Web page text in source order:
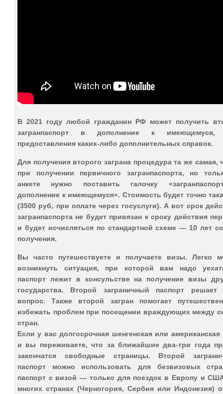
В 2021 году любой гражданин РФ может получить
загранпаспорт в дополнение к имеющемуся,
предоставления каких-либо дополнительных справок.
Для получения второго заграна процедура та же самая,
при получении первичного загранпаспорта, но
анкете нужно поставить галочку
дополнение к имеющемуся». Стоимость будет точно
(3500 руб, при оплате через госуслуги). А вот срок
загранпаспорта не будет привязан к сроку действия
и будет исчисляться по стандартной схеме — 10 лет
получения.
Вы часто путешествуете и получаете визы. Легко
возникнуть ситуация, при которой вам надо
паспорт лежит в консульстве на получение визы
государства. Второй заграничный паспорт решает
вопрос. Также второй загран помогает
избежать проблем при посещении враждующих между
стран.
Если у вас долгосрочная шенгенская или американская
и вы переживаете, что за ближайшие два-три года
закончатся свободные страницы. Второй
паспорт можно использовать для безвизовых
паспорт с визой — только для поездок в Европу и
многих странах (Черногория, Сербия или Индонезия)